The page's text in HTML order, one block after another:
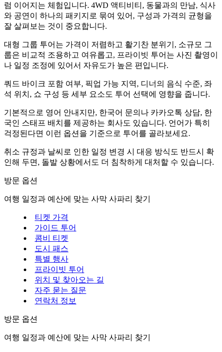
럼 이어지는 체험입니다. 4WD 액티비티, 동물과의 만남, 식사
와 공연이 하나의 패키지로 묶여 있어, 구성과 가격의 균형을
잘 살펴보는 것이 중요합니다.
대형 그룹 투어는 가격이 저렴하고 활기찬 분위기, 소규모 그
룹은 비교적 조용하고 여유롭고, 프라이빗 투어는 사진 촬영이
나 일정 조정에 있어서 자유도가 높은 편입니다.
쿼드 바이크 포함 여부, 픽업 가능 지역, 디너의 음식 수준, 좌
석 위치, 쇼 구성 등 세부 요소도 투어 선택에 영향을 줍니다.
기본적으로 영어 안내지만, 한국어 문의나 카카오톡 상담, 한
국인 스태프 배치를 제공하는 회사도 있습니다. 언어가 특히
걱정된다면 이런 옵션을 기준으로 투어를 골라보세요.
취소 규정과 날씨로 인한 일정 변경 시 대응 방식도 반드시 확
인해 두면, 돌발 상황에서도 더 침착하게 대처할 수 있습니다.
방문 옵션
여행 일정과 예산에 맞는 사막 사파리 찾기
티켓 가격
가이드 투어
콤비 티켓
도시 패스
특별 행사
프라이빗 투어
위치 및 찾아오는 길
자주 묻는 질문
연락처 정보
방문 옵션
여행 일정과 예산에 맞는 사막 사파리 찾기